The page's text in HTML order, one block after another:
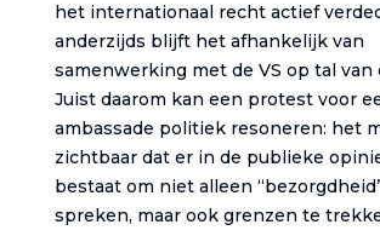
het internationaal recht actief
anderzijds blijft het afhankelijk van
samenwerking met de VS op tal van
Juist daarom kan een protest voor
ambassade politiek resoneren: het
zichtbaar dat er in de publieke
bestaat om niet alleen
spreken, maar ook grenzen te